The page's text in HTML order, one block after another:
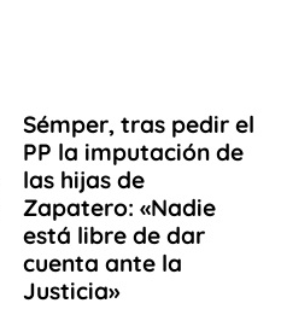
Sémper, tras pedir el
PP la imputación de
las hijas de
Zapatero: «Nadie
está libre de dar
cuenta ante la
Justicia»